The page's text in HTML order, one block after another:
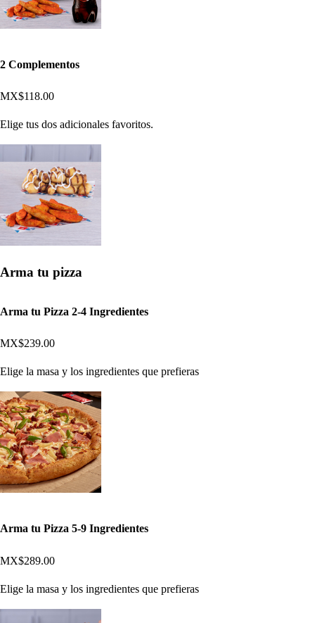
2 Complementos
MX$118.00
Elige tus dos adicionales favoritos.
Arma tu pizza
Arma tu Pizza 2-4 Ingredientes
MX$239.00
Elige la masa y los ingredientes que prefieras
Arma tu Pizza 5-9 Ingredientes
MX$289.00
Elige la masa y los ingredientes que prefieras